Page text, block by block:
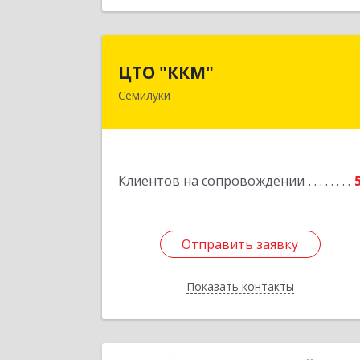
ЦТО "ККМ"
Семилуки
Клиентов на сопровождении
Отправить заявку
Показать контакты
Отправить заявку
Назад